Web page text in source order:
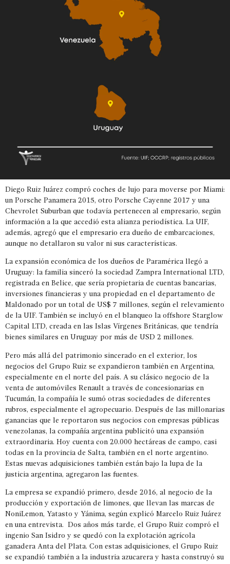
Diego Ruiz Juárez compró coches de lujo para moverse por Miami:
un Porsche Panamera 2015, otro Porsche Cayenne 2017 y una
Chevrolet Suburban que todavía pertenecen al empresario, según
información a la que accedió esta alianza periodística. La UIF,
además, agregó que el empresario era dueño de embarcaciones,
aunque no detallaron su valor ni sus características.
La expansión económica de los dueños de Paramérica llegó a
Uruguay: la familia sinceró la sociedad Zampra International LTD,
registrada en Belice, que sería propietaria de cuentas bancarias,
inversiones financieras y una propiedad en el departamento de
Maldonado por un total de US$ 7 millones, según el relevamiento
de la UIF. También se incluyó en el blanqueo la offshore Starglow
Capital LTD, creada en las Islas Vírgenes Británicas, que tendría
bienes similares en Uruguay por más de USD 2 millones.
Pero más allá del patrimonio sincerado en el exterior, los
negocios del Grupo Ruiz se expandieron también en Argentina,
especialmente en el norte del país. A su clásico negocio de la
venta de automóviles Renault a través de concesionarias en
Tucumán, la compañía le sumó otras sociedades de diferentes
rubros, especialmente el agropecuario. Después de las millonarias
ganancias que le reportaron sus negocios con empresas públicas
venezolanas, la compañía argentina publicitó una expansión
extraordinaria. Hoy cuenta con 20.000 hectáreas de campo, casi
todas en la provincia de Salta, también en el norte argentino.
Estas nuevas adquisiciones también están bajo la lupa de la
justicia argentina, agregaron las fuentes.
La empresa se expandió primero, desde 2016, al negocio de la
producción y exportación de limones, que llevan las marcas de
NoniLemon, Yatasto y Yánima, según explicó Marcelo Ruiz Juárez
en una entrevista. Dos años más tarde, el Grupo Ruiz compró el
ingenio San Isidro y se quedó con la explotación agrícola
ganadera Anta del Plata. Con estas adquisiciones, el Grupo Ruiz
se expandió también a la industria azucarera y hasta construyó su